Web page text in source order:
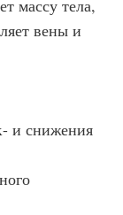
массу тела,
вены и
и снижения